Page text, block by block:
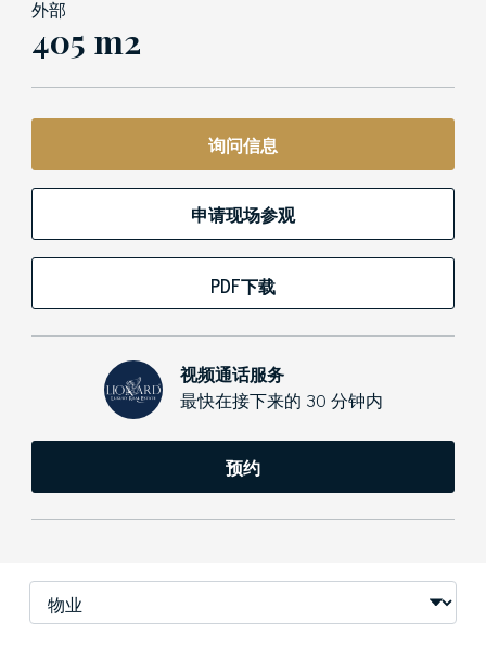
外部
405 m2
询问信息
申请现场参观
PDF下载
视频通话服务
最快在接下来的 30 分钟内
预约